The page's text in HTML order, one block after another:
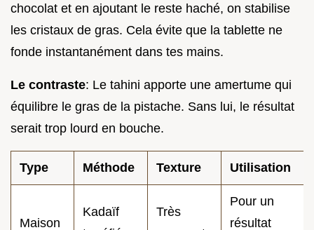
chocolat et en ajoutant le reste haché, on stabilise
les cristaux de gras. Cela évite que la tablette ne
fonde instantanément dans tes mains.
Le contraste: Le tahini apporte une amertume qui
équilibre le gras de la pistache. Sans lui, le résultat
serait trop lourd en bouche.
Type Méthode Texture Utilisation
Maison
Kadaïf
Très
Pour un
résultat